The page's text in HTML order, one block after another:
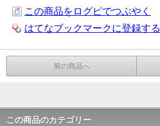
この商品をログピでつぶやく
はてなブックマークに登録する
前の商品へ
この商品のカテゴリー